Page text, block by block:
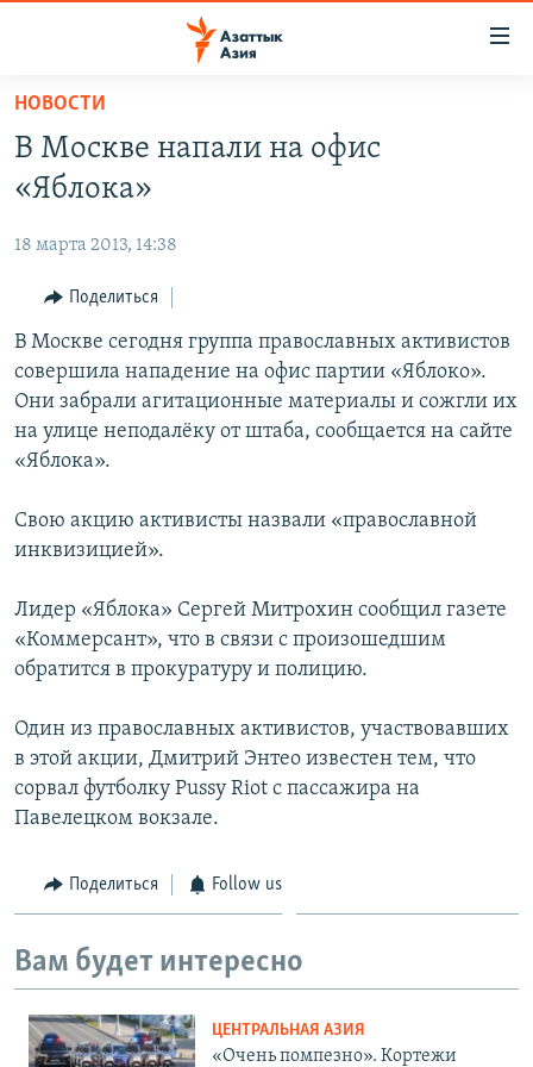
Вернуться
основному
содержанию
навигации
Вернутся
поиску
КАЗАХСТАН
УЗБЕКИСТАН
ТАДЖИКИСТАН
НОВОСТИ
НА ДРУГИХ ЯЗЫКАХ
ҚАЗАҚША
КЫРГЫЗЧА
ЎЗБЕКЧА
ТОҶИКӢ
TÜRKMENÇE
Все сайты РСЕ/РС
НОВОСТИ
В Москве напали на офис
«Яблока»
18 марта 2013, 14:38
Поделиться
В Москве сегодня группа православных активистов
совершила нападение на офис партии «Яблоко».
Они забрали агитационные материалы и сожгли их
на улице неподалёку от штаба, сообщается на сайте
«Яблока».
Свою акцию активисты назвали «православной
инквизицией».
Лидер «Яблока» Сергей Митрохин сообщил газете
«Коммерсант», что в связи с произошедшим
обратится в прокуратуру и полицию.
Один из православных активистов, участвовавших
в этой акции, Дмитрий Энтео известен тем, что
сорвал футболку Pussy Riot с пассажира на
Павелецком вокзале.
Поделиться Follow us
Вам будет интересно
ЦЕНТРАЛЬНАЯ АЗИЯ
«Очень помпезно». Кортежи